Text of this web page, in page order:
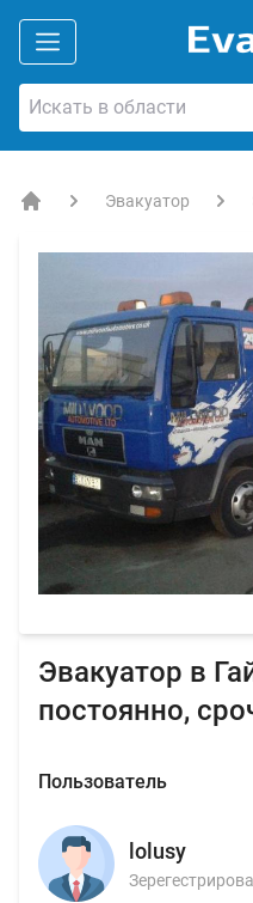
Эвакуатор
Эвакуатор в
постоянно,
Пользователь
lolusy